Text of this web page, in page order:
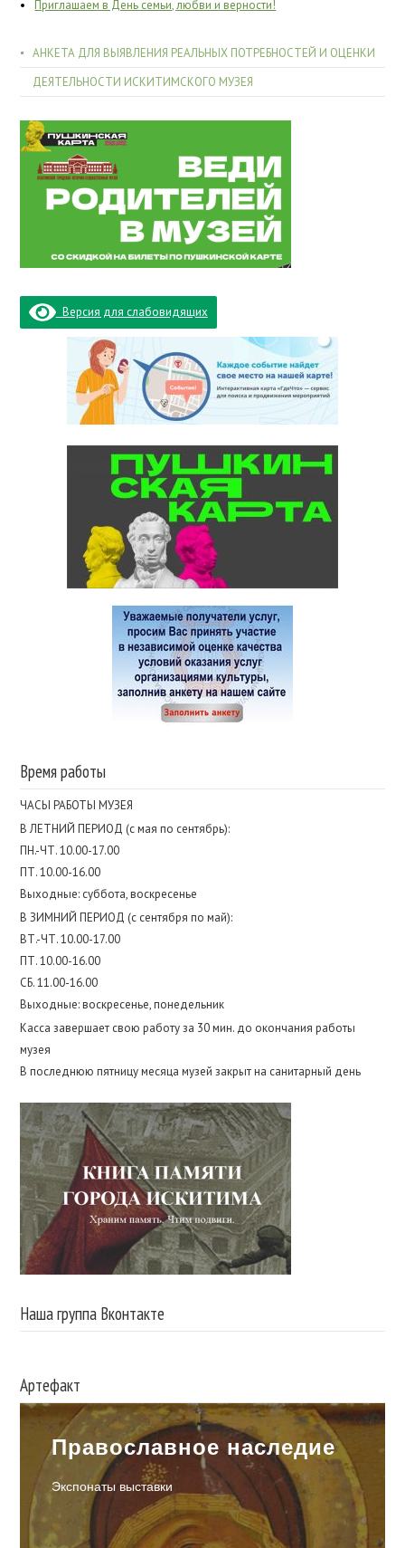
Приглашаем в День семьи, любви и верности!
АНКЕТА ДЛЯ ВЫЯВЛЕНИЯ РЕАЛЬНЫХ ПОТРЕБНОСТЕЙ И ОЦЕНКИ
ДЕЯТЕЛЬНОСТИ ИСКИТИМСКОГО МУЗЕЯ
Версия для слабовидящих
Время работы
ЧАСЫ РАБОТЫ МУЗЕЯ
В ЛЕТНИЙ ПЕРИОД (с мая по сентябрь):
ПН.-ЧТ. 10.00-17.00
ПТ. 10.00-16.00
Выходные: суббота, воскресенье
В ЗИМНИЙ ПЕРИОД (с сентября по май):
ВТ.-ЧТ. 10.00-17.00
ПТ. 10.00-16.00
СБ. 11.00-16.00
Выходные: воскресенье, понедельник
Касса завершает свою работу за 30 мин. до окончания работы
музея
В последнюю пятницу месяца музей закрыт на санитарный день
Наша группа Вконтакте
Артефакт
Православное наследие
Экспонаты выставки